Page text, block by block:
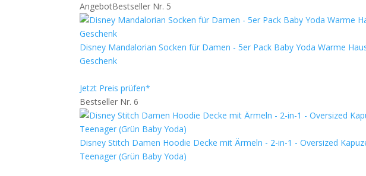
AngebotBestseller Nr. 5
Disney Mandalorian Socken für Damen - 5er Pack Baby Yoda Warme
Geschenk
Jetzt Preis prüfen*
Bestseller Nr. 6
Disney Stitch Damen Hoodie Decke mit Ärmeln - 2-in-1 - Oversized
Teenager (Grün Baby Yoda)